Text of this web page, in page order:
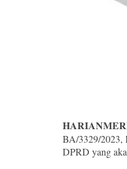
BA/3329/2023,
DPRD yang